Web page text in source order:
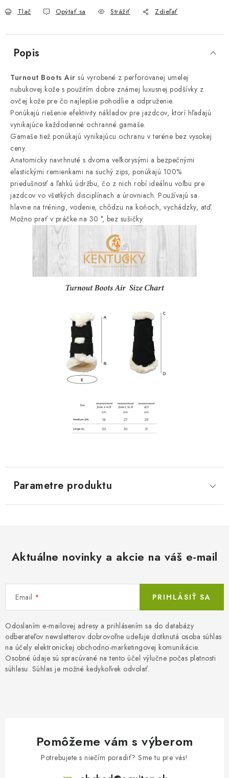
Tlač Opýtať sa Strážiť Zdieľať
Popis
Turnout Boots Air sú vyrobené z perforovanej umelej
nubukovej kože s použitím dobre známej luxusnej podšívky z
ovčej kože pre čo najlepšie pohodlie a odpruženie.
Ponúkajú riešenie efektivity nákladov pre jazdcov, ktorí hľadajú
vynikajúce každodenné ochranné gamaše.
Gamaše tiež ponúkajú vynikajúcu ochranu v teréne bez vysokej
ceny.
Anatomicky navrhnuté s dvoma veľkorysými a bezpečnými
elastickými remienkami na suchý zips, ponúkajú 100%
priedušnosť a ľahkú údržbu, čo z nich robí ideálnu voľbu pre
jazdcov vo všetkých disciplínach a úrovniach. Používajú sa
hlavne na tréning, vodenie, chôdzu na koňoch, vychádzky, atď.
Možno prať v práčke na 30 °, bez sušičky.
Parametre produktu
Aktuálne novinky a akcie na váš e-mail
Email
Odoslaním e-mailovej adresy a prihlásením sa do databázy
odberateľov newsletterov dobrovoľne udeľuje dotknutá osoba súhlas
na účely elektronickej obchodno-marketingovej komunikácie.
Osobné údaje sú spracúvané na tento účel výlučne počas platnosti
súhlasu. Súhlas je možné kedykoľvek odvolať.
PRIHLÁSIŤ SA
Pomôžeme vám s výberom
Potrebujete s niečím poradiť? Sme tu pre vás!